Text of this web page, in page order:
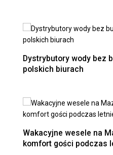
Dystrybutory wody bez
polskich biurach
Wakacyjne wesele na
komfort gości podczas